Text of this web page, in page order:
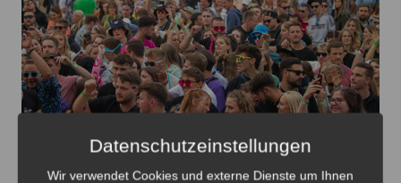
Eiche in Ilten erwartet - Foto: LAK/Archiv
Datenschutzeinstellungen
Wir verwendet Cookies und externe Dienste um Ihnen